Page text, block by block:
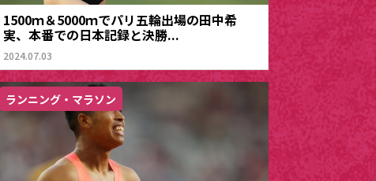
1500ｍ＆5000ｍでパリ五輪出場の田中希
実、本番での日本記録と決勝...
2024.07.03
ランニング・マラソン